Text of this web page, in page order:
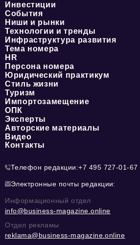
Инвестиции
События
Ниши и рынки
Технологии и тренды
Инфраструктура развития
Тема номера
HR
Персона номера
Юридический практикум
Стиль жизни
Туризм
Импортозамещение
ОПК
Эксперты
Авторские материалы
Видео
Контакты
Телефон редакции:+7 495 727-01-67
Электронные почты редакции:
Информационный отдел
info@business-magazine.online
Отдел рекламы
reklama@business-magazine.online